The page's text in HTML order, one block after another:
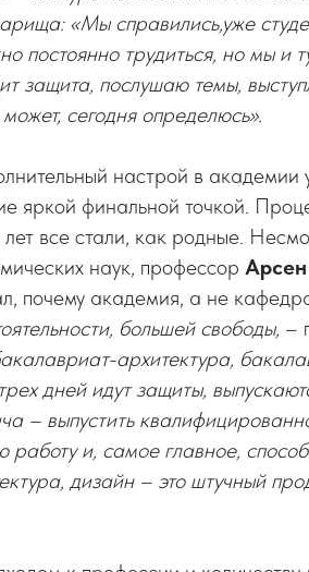
«Мы справились,уже
постоянно трудиться, но мы и
защита, послушаю темы,
сегодня определюсь».
настрой в академии
яркой финальной точкой.
все стали, как родные.
наук, профессор
почему академия, а не кафедра
большей свободы, –
архитектура,
дней идут защиты,
– выпустить
работу и, самое главное,
дизайн – это штучный